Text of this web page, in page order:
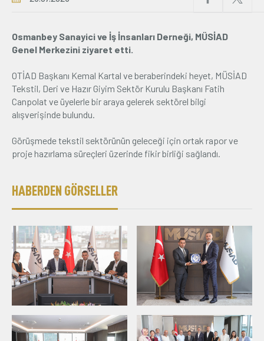
E-İşlemler
İletişim Hakkımızda Galeri
Osmanbey Sanayici ve İş İnsanları Derneği, MÜSİAD
Genel Merkezini ziyaret etti.
OTİAD Başkanı Kemal Kartal ve beraberindeki heyet, MÜSİAD
Tekstil, Deri ve Hazır Giyim Sektör Kurulu Başkanı Fatih
Canpolat ve üyelerle bir araya gelerek sektörel bilgi
alışverişinde bulundu.
Görüşmede tekstil sektörünün geleceği için ortak rapor ve
proje hazırlama süreçleri üzerinde fikir birliği sağlandı.
HABERDEN GÖRSELLER